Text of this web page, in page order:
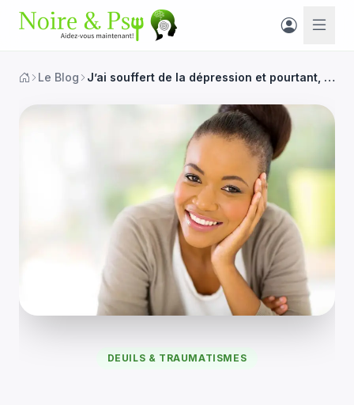
Le Blog J’ai souffert de la dépression et pourtant, et pourtant, suis noire, africaine, psychologue
DEUILS & TRAUMATISMES